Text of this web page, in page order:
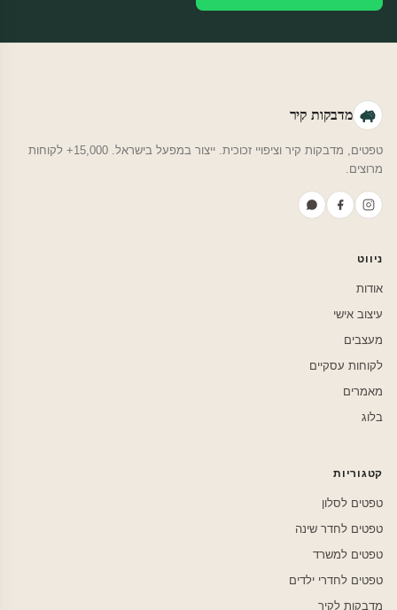
מדבקות קיר
טפטים, מדבקות קיר וציפויי זכוכית. ייצור במפעל בישראל. 15,000+ לקוחות
מרוצים.
ניווט
אודות
עיצוב אישי
מעצבים
לקוחות עסקיים
מאמרים
בלוג
קטגוריות
טפטים לסלון
טפטים לחדר שינה
טפטים למשרד
טפטים לחדרי ילדים
מדבקות לקיר